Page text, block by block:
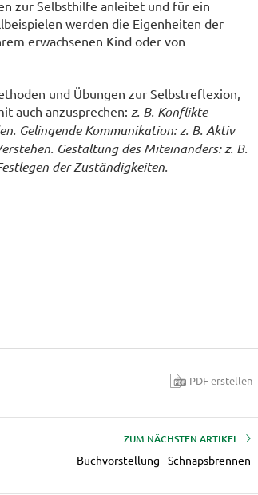
zur Selbsthilfe anleitet und für ein
werden die Eigenheiten der
erwachsenen Kind oder von
und Übungen zur Selbstreflexion,
auch anzusprechen: z. B. Konflikte
Gelingende Kommunikation: z. B. Aktiv
Gestaltung des Miteinanders: z. B.
der Zuständigkeiten.
PDF erstellen
ZUM NÄCHSTEN ARTIKEL
Buchvorstellung - Schnapsbrennen